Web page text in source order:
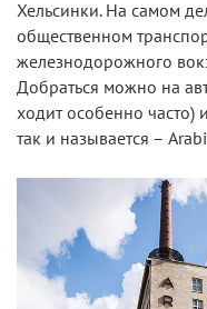
Хельсинки. На самом
общественном
железнодорожного
Добраться можно на
ходит особенно часто)
так и называется –